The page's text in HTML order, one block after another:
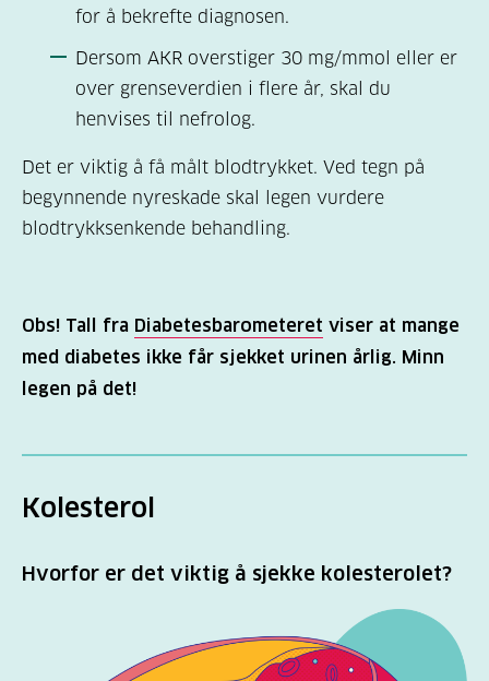
for å bekrefte diagnosen.
Dersom AKR overstiger 30 mg/mmol eller er
over grenseverdien i flere år, skal du
henvises til nefrolog.
Det er viktig å få målt blodtrykket. Ved tegn på
begynnende nyreskade skal legen vurdere
blodtrykksenkende behandling.
Obs! Tall fra Diabetesbarometeret viser at mange
med diabetes ikke får sjekket urinen årlig. Minn
legen på det!
Kolesterol
Hvorfor er det viktig å sjekke kolesterolet?